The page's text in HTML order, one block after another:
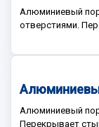
Алюминиевый
отверстиями.
Алюминиевый
Перекрывает